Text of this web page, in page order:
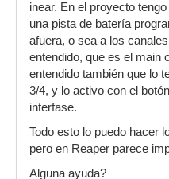
inear. En el proyecto
una pista de batería
afuera, o sea a los
entendido, que es el main
entendido también que lo
3/4, y lo activo con el
interfase.
Todo esto lo puedo hacer
pero en Reaper parece
Alguna ayuda?